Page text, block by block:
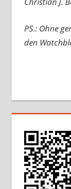
PS.: Ohne
den